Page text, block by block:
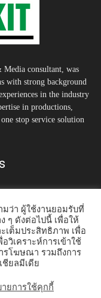
consultant, was
with strong background
in the industry
in productions,
stop service solution
& Living
ว่า ผู้ใช้งานยอมรับที่
ๆ ดังต่อไปนี้ เพื่อให้
เต็มประสิทธิภาพ เพื่อ
วิเคราะห์การเข้าใช้
รโฆษณา รวมถึงการ
ชียลมีเดีย
ยการใช้คุกกี้